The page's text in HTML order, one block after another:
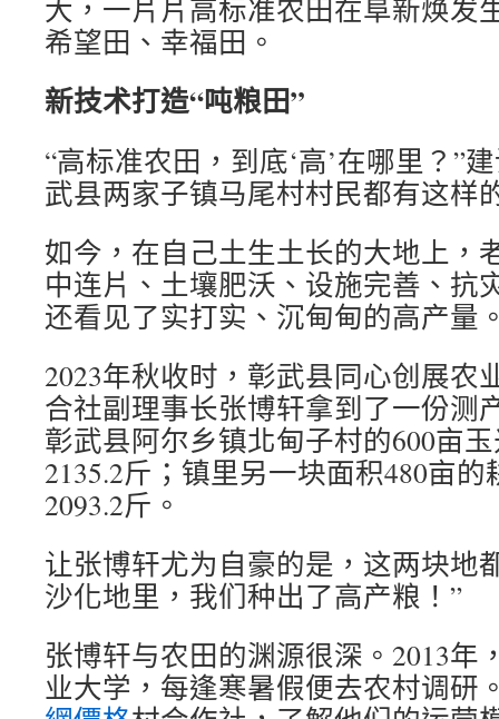
大，一片片高标准农田在阜新焕发
希望田、幸福田。
新技术打造“吨粮田”
“高标准农田，到底‘高’在哪里？”
武县两家子镇马尾村村民都有这样
如今，在自己土生土长的大地上，
中连片、土壤肥沃、设施完善、抗
还看见了实打实、沉甸甸的高产量
2023年秋收时，彰武县同心创展农
合社副理事长张博轩拿到了一份
彰武县阿尔乡镇北甸子村的600亩
2135.2斤；镇里另一块面积480亩
2093.2斤。
让张博轩尤为自豪的是，这两块地
沙化地里，我们种出了高产粮！”
张博轩与农田的渊源很深。2013年
业大学，每逢寒暑假便去农村调研